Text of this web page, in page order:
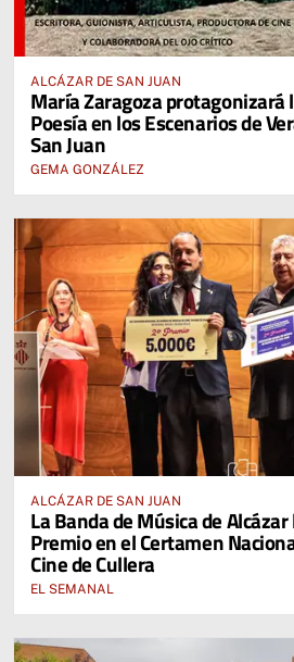
ALCÁZAR DE SAN JUAN
María Zaragoza protagonizará
Poesía en los Escenarios de
San Juan
GEMA GONZÁLEZ
ALCÁZAR DE SAN JUAN
La Banda de Música de
Premio en el Certamen
Cine de Cullera
EL SEMANAL